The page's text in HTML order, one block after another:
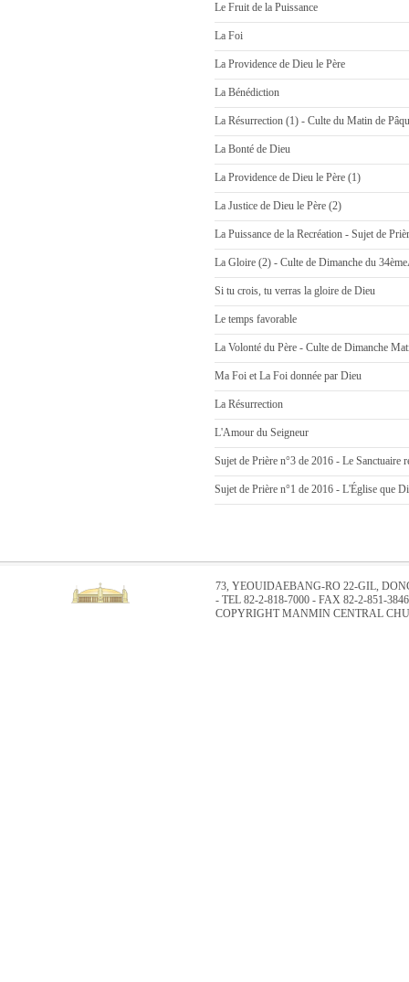
Le Fruit de la Puissance
La Foi
La Providence de Dieu le Père
La Bénédiction
La Résurrection (1) - Culte du Matin de
La Bonté de Dieu
La Providence de Dieu le Père (1)
La Justice de Dieu le Père (2)
La Puissance de la Recréation - Sujet de
La Gloire (2) - Culte de Dimanche du
Si tu crois, tu verras la gloire de Dieu
Le temps favorable
La Volonté du Père - Culte de Dimanche
Ma Foi et La Foi donnée par Dieu
La Résurrection
L'Amour du Seigneur
Sujet de Prière n°3 de 2016 - Le Sanctuaire
Sujet de Prière n°1 de 2016 - L'Église que
73, YEOUIDAEBANG-RO 22-GIL,
- TEL 82-2-818-7000 - FAX 82-2-851-3846
COPYRIGHT MANMIN CENTRAL